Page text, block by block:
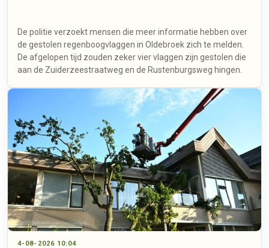
De politie verzoekt mensen die meer informatie hebben over
de gestolen regenboogvlaggen in Oldebroek zich te melden.
De afgelopen tijd zouden zeker vier vlaggen zijn gestolen die
aan de Zuiderzeestraatweg en de Rustenburgsweg hingen.
4-08-2026 10:04